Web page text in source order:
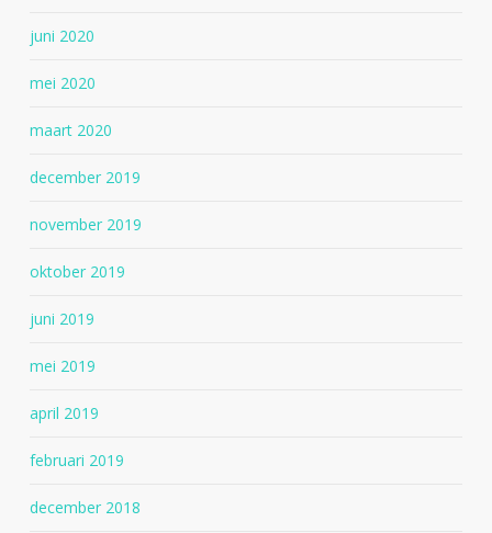
juni 2020
mei 2020
maart 2020
december 2019
november 2019
oktober 2019
juni 2019
mei 2019
april 2019
februari 2019
december 2018